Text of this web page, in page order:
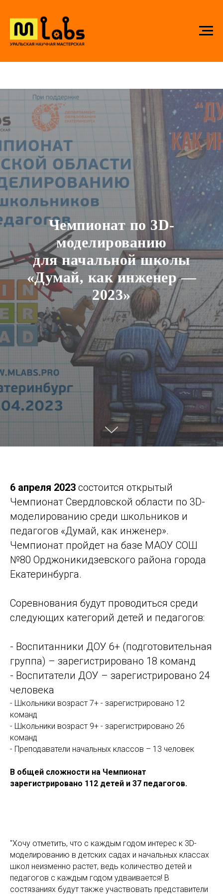
Чемпионат по 3D-
моделированию
для начальной школы
«Думай, как инженер —
2023»
6 апреля 2023 состоится открытый
Чемпионат Свердловской области по 3D-
моделированию среди школьников и
педагогов «Думай, как инженер».
Чемпионат пройдет на базе МАОУ СОШ
№80 Орджоникидзевского района города
Екатеринбурга.
Соревнования будут проводиться среди
следующих категорий детей и педагогов:
- Воспитанники ДОУ 6+ (подготовительная
группа) – зарегистрировано 18 команд
- Воспитатели ДОУ – зарегистрировано 24
человека
- Школьники возраст 7+ - зарегистрировано 12
команд
- Школьники возраст 9+ - зарегистрировано 26
команд
- Преподаватели начальных классов – 13 человек
В общей сложности на Чемпионат
зарегистрировано 112 детей и 37 педагогов.
"Хочу отметить, что с каждым годом интерес к 3D-
моделированию в детских садах и начальных классах
школ неизменно растет, ведь количество детей и
педагогов с каждым годом удваивается! В
состязаниях будут также участвовать представители